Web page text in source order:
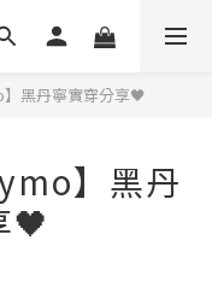
黑丹寧實穿分享🖤
】黑丹
🖤